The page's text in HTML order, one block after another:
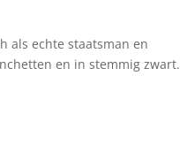
als echte staatsman en
en in stemmig